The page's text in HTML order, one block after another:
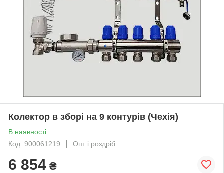
Колектор в зборі на 9 контурів (Чехія)
В наявності
Код: 900061219
Опт і роздріб
6 854 ₴